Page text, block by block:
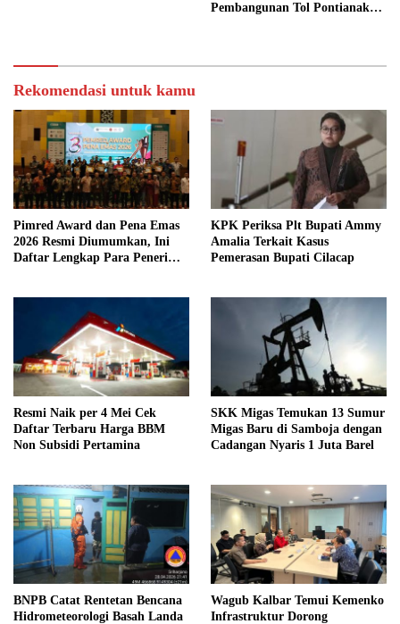
Pembangunan Tol Pontianak
Rekomendasi untuk kamu
Pimred Award dan Pena Emas
2026 Resmi Diumumkan, Ini
Daftar Lengkap Para Penerima
KPK Periksa Plt Bupati Ammy
Amalia Terkait Kasus
Pemerasan Bupati Cilacap
Resmi Naik per 4 Mei Cek
Daftar Terbaru Harga BBM
Non Subsidi Pertamina
SKK Migas Temukan 13 Sumur
Migas Baru di Samboja dengan
Cadangan Nyaris 1 Juta Barel
BNPB Catat Rentetan Bencana
Hidrometeorologi Basah Landa
Wagub Kalbar Temui Kemenko
Infrastruktur Dorong